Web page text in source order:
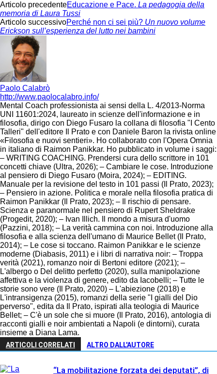
Articolo precedenteEducazione e Pace. La pedagogia della
memoria di Laura Tussi
Articolo successivoPerché non ci sei più? Un nuovo volume
Erickson sull’esperienza del lutto nei bambini
Paolo Calabrò
http://www.paolocalabro.info/
Mental Coach professionista ai sensi della L. 4/2013-Norma
UNI 11601:2024, laureato in scienze dell'informazione e in
filosofia, dirigo con Diego Fusaro la collana di filosofia "I Cento
Talleri" dell'editore Il Prato e con Daniele Baron la rivista online
«Filosofia e nuovi sentieri». Ho collaborato con l'Opera Omnia
in italiano di Raimon Panikkar. Ho pubblicato in volume i saggi:
– WRITING COACHING. Prendersi cura dello scrittore in 101
concetti chiave (Ultra, 2026); – Cambiare le cose. Introduzione
al pensiero di Diego Fusaro (Moira, 2024); – EDITING.
Manuale per la revisione del testo in 101 passi (Il Prato, 2023);
– Pensiero in azione. Politica e morale nella filosofia pratica di
Raimon Panikkar (Il Prato, 2023); – Il rischio di pensare.
Scienza e paranormale nel pensiero di Rupert Sheldrake
(Progedit, 2020); – Ivan Illich. Il mondo a misura d'uomo
(Pazzini, 2018); – La verità cammina con noi. Introduzione alla
filosofia e alla scienza dell'umano di Maurice Bellet (Il Prato,
2014); – Le cose si toccano. Raimon Panikkar e le scienze
moderne (Diabasis, 2011) e i libri di narrativa noir: – Troppa
verità (2021), romanzo noir di Bertoni editore (2021); –
L'albergo o Del delitto perfetto (2020), sulla manipolazione
affettiva e la violenza di genere, edito da Iacobelli; – Tutte le
storie sono vere (Il Prato, 2020) – L'abiezione (2018) e
L'intransigenza (2015), romanzi della serie "I gialli del Dio
perverso", edita da Il Prato, ispirati alla teologia di Maurice
Bellet; – C'è un sole che si muore (Il Prato, 2016), antologia di
racconti gialli e noir ambientati a Napoli (e dintorni), curata
insieme a Diana Lama.
ARTICOLI CORRELATI ALTRO DALL'AUTORE
“La mobilitazione forzata dei deputati”, di